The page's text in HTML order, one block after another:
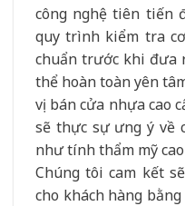
công nghệ tiên tiến
quy trình kiểm tra
chuẩn trước khi đưa
thể hoàn toàn yên
vị bán cửa nhựa cao
sẽ thực sự ưng ý về
như tính thẩm mỹ
Chúng tôi cam kết
cho khách hàng